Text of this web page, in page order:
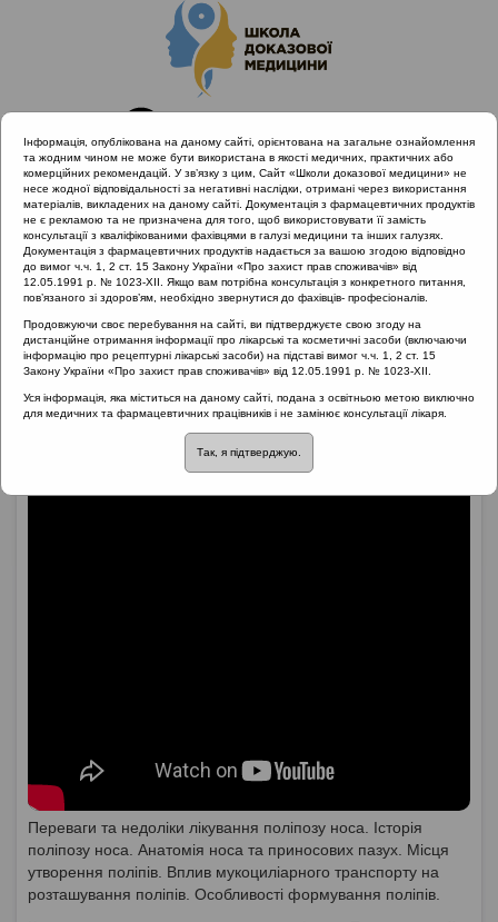
Головна
Матеріали за МКХ-11
12 Хвороби органів дихання
Історія та місця утворення поліпів
Історія та місця
утворення поліпів
Переваги та недоліки лікування поліпозу носа. Історія
поліпозу носа. Анатомія носа та приносових пазух. Місця
утворення поліпів. Вплив мукоциліарного транспорту на
розташування поліпів. Особливості формування поліпів.
Інформація, опублікована на даному сайті, орієнтована на загальне ознайомлення
та жодним чином не може бути використана в якості медичних, практичних або
комерційних рекомендацій. У зв’язку з цим, Сайт «Школи доказової медицини» не
несе жодної відповідальності за негативні наслідки, отримані через використання
матеріалів, викладених на даному сайті. Документація з фармацевтичних продуктів
не є рекламою та не призначена для того, щоб використовувати її замість
консультації з кваліфікованими фахівцями в галузі медицини та інших галузях.
Документація з фармацевтичних продуктів надається за вашою згодою відповідно
до вимог ч.ч. 1, 2 ст. 15 Закону України «Про захист прав споживачів» від
12.05.1991 р. № 1023-XII. Якщо вам потрібна консультація з конкретного питання,
пов’язаного зі здоров’ям, необхідно звернутися до фахівців- професіоналів.
Продовжуючи своє перебування на сайті, ви підтверджуєте свою згоду на
дистанційне отримання інформації про лікарські та косметичні засоби (включаючи
інформацію про рецептурні лікарські засоби) на підставі вимог ч.ч. 1, 2 ст. 15
Закону України «Про захист прав споживачів» від 12.05.1991 р. № 1023-XII.
Уся інформація, яка міститься на даному сайті, подана з освітньою метою виключно
для медичних та фармацевтичних працівників і не замінює консультації лікаря.
Так, я підтверджую.